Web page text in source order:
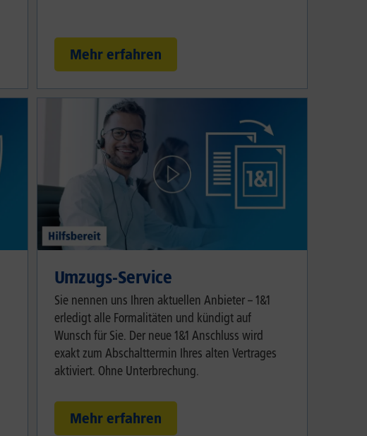
Mehr erfahren
Umzugs-Service
Sie nennen uns Ihren aktuellen Anbieter – 1&1
erledigt alle Formalitäten und kündigt auf
Wunsch für Sie. Der neue 1&1 Anschluss wird
exakt zum Abschalttermin Ihres alten Vertrages
aktiviert. Ohne Unterbrechung.
Mehr erfahren